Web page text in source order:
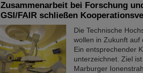
Zusammenarbeit bei Forschung
GSI/FAIR schließen
Die Technische
wollen in Zukunft auf
Ein entsprechender
unterzeichnet. Ziel
Marburger